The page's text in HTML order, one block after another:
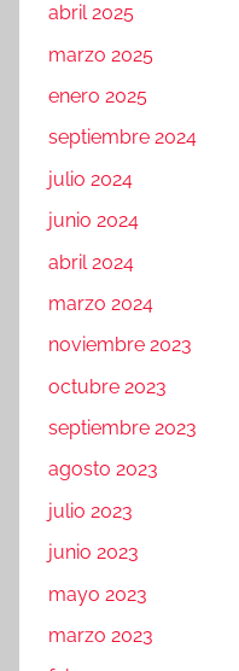
abril 2025
marzo 2025
enero 2025
septiembre 2024
julio 2024
junio 2024
abril 2024
marzo 2024
noviembre 2023
octubre 2023
septiembre 2023
agosto 2023
julio 2023
junio 2023
mayo 2023
marzo 2023